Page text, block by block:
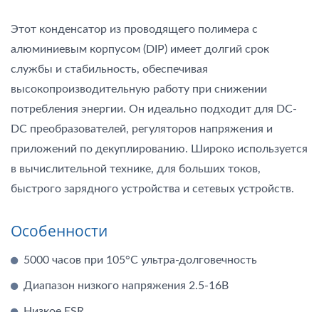
Этот конденсатор из проводящего полимера с
алюминиевым корпусом (DIP) имеет долгий срок
службы и стабильность, обеспечивая
высокопроизводительную работу при снижении
потребления энергии. Он идеально подходит для DC-
DC преобразователей, регуляторов напряжения и
приложений по декуплированию. Широко используется
в вычислительной технике, для больших токов,
быстрого зарядного устройства и сетевых устройств.
Особенности
5000 часов при 105°C ультра-долговечность
Диапазон низкого напряжения 2.5-16В